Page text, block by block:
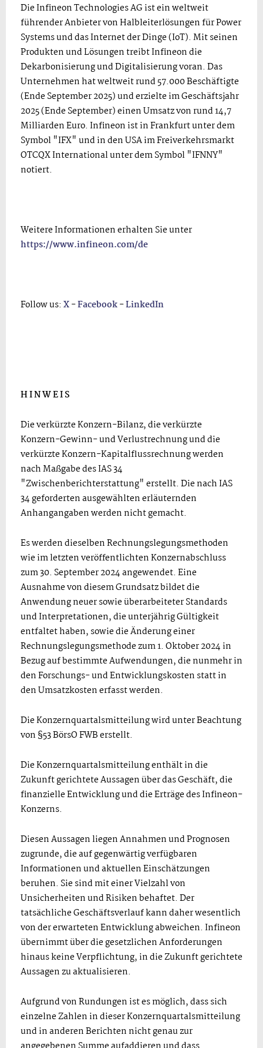
Die Infineon Technologies AG ist ein weltweit
führender Anbieter von Halbleiterlösungen für Power
Systems und das Internet der Dinge (IoT). Mit seinen
Produkten und Lösungen treibt Infineon die
Dekarbonisierung und Digitalisierung voran. Das
Unternehmen hat weltweit rund 57.000 Beschäftigte
(Ende September 2025) und erzielte im Geschäftsjahr
2025 (Ende September) einen Umsatz von rund 14,7
Milliarden Euro. Infineon ist in Frankfurt unter dem
Symbol "IFX" und in den USA im Freiverkehrsmarkt
OTCQX International unter dem Symbol "IFNNY"
notiert.
Weitere Informationen erhalten Sie unter
https://www.infineon.com/de
Follow us: X-Facebook-LinkedIn
H I N W E I S
Die verkürzte Konzern-Bilanz, die verkürzte
Konzern-Gewinn- und Verlustrechnung und die
verkürzte Konzern-Kapitalflussrechnung werden
nach Maßgabe des IAS 34
"Zwischenberichterstattung" erstellt. Die nach IAS
34 geforderten ausgewählten erläuternden
Anhangangaben werden nicht gemacht.
Es werden dieselben Rechnungslegungsmethoden
wie im letzten veröffentlichten Konzernabschluss
zum 30. September 2024 angewendet. Eine
Ausnahme von diesem Grundsatz bildet die
Anwendung neuer sowie überarbeiteter Standards
und Interpretationen, die unterjährig Gültigkeit
entfaltet haben, sowie die Änderung einer
Rechnungslegungsmethode zum 1. Oktober 2024 in
Bezug auf bestimmte Aufwendungen, die nunmehr in
den Forschungs- und Entwicklungskosten statt in
den Umsatzkosten erfasst werden.
Die Konzernquartalsmitteilung wird unter Beachtung
von §53 BörsO FWB erstellt.
Die Konzernquartalsmitteilung enthält in die
Zukunft gerichtete Aussagen über das Geschäft, die
finanzielle Entwicklung und die Erträge des Infineon-
Konzerns.
Diesen Aussagen liegen Annahmen und Prognosen
zugrunde, die auf gegenwärtig verfügbaren
Informationen und aktuellen Einschätzungen
beruhen. Sie sind mit einer Vielzahl von
Unsicherheiten und Risiken behaftet. Der
tatsächliche Geschäftsverlauf kann daher wesentlich
von der erwarteten Entwicklung abweichen. Infineon
übernimmt über die gesetzlichen Anforderungen
hinaus keine Verpflichtung, in die Zukunft gerichtete
Aussagen zu aktualisieren.
Aufgrund von Rundungen ist es möglich, dass sich
einzelne Zahlen in dieser Konzernquartalsmitteilung
und in anderen Berichten nicht genau zur